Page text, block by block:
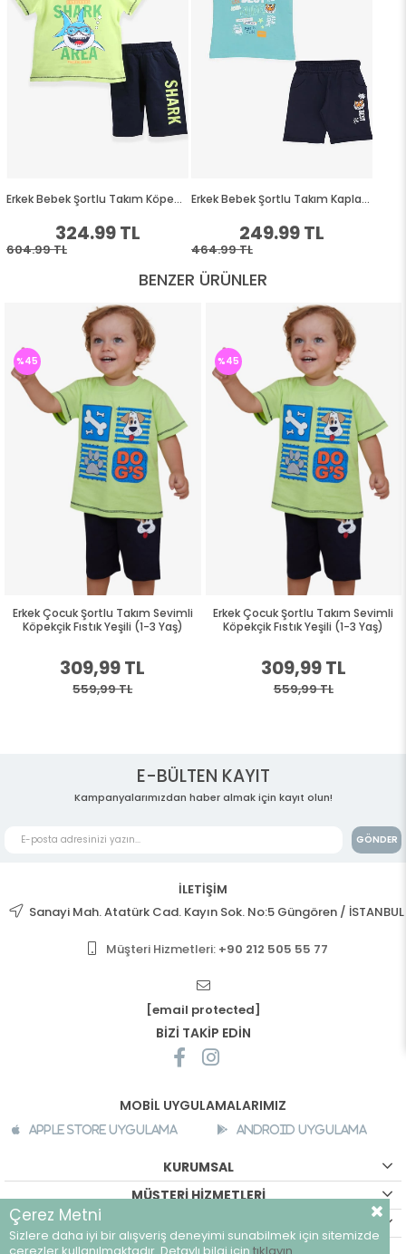
BENZER ÜRÜNLER
Erkek Çocuk Şortlu Takım Sevimli
Köpekçik Fıstık Yeşili (1-3 Yaş)
309,99 TL
559,99 TL
%45
Erkek Çocuk Şortlu Takım Sevimli
Köpekçik Fıstık Yeşili (1-3 Yaş)
309,99 TL
559,99 TL
%45
E-BÜLTEN KAYIT
Kampanyalarımızdan haber almak için kayıt olun!
GÖNDER
İLETİŞİM
Sanayi Mah. Atatürk Cad. Kayın Sok. No:5 Güngören / İSTANBUL
Müşteri Hizmetleri: +90 212 505 55 77
[email protected]
BİZİ TAKİP EDİN
MOBİL UYGULAMALARIMIZ
Apple Store Uygulama Android Uygulama
KURUMSAL
MÜŞTERİ HİZMETLERİ
©breeze.com.tr - Tüm hakları saklıdır.
Çerez Metni
Sizlere daha iyi bir alışveriş deneyimi sunabilmek için sitemizde